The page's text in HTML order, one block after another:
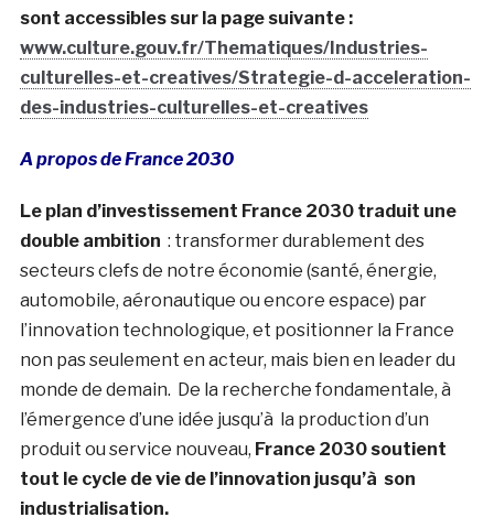
sont accessibles sur la page suivante :
www.culture.gouv.fr/Thematiques/Industries-
culturelles-et-creatives/Strategie-d-acceleration-
des-industries-culturelles-et-creatives
A propos de France 2030
Le plan d’investissement France 2030 traduit une
double ambition : transformer durablement des
secteurs clefs de notre économie (santé, énergie,
automobile, aéronautique ou encore espace) par
l’innovation technologique, et positionner la France
non pas seulement en acteur, mais bien en leader du
monde de demain. De la recherche fondamentale, à
l’émergence d’une idée jusqu’à la production d’un
produit ou service nouveau, France 2030 soutient
tout le cycle de vie de l’innovation jusqu’à son
industrialisation.